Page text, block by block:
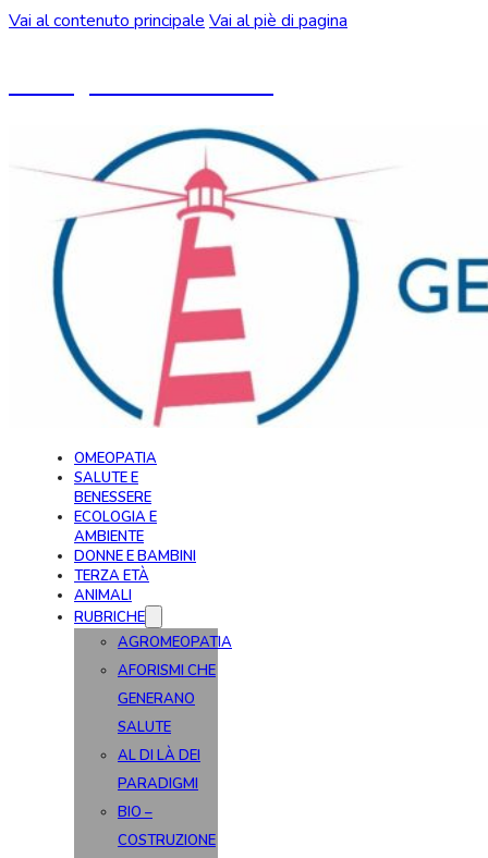
Vai al contenuto principale Vai al piè di pagina
OMEOPATIA
SALUTE E
BENESSERE
ECOLOGIA E
AMBIENTE
DONNE E BAMBINI
TERZA ETÀ
ANIMALI
RUBRICHE
AGROMEOPATIA
AFORISMI CHE
GENERANO
SALUTE
AL DI LÀ DEI
PARADIGMI
BIO –
COSTRUZIONE